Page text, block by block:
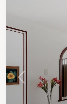
Anterior